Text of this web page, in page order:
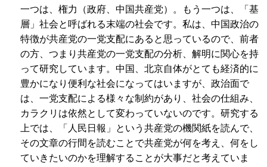
一つは、権力（政府、中国共産党）。もう一つは、「基
層」社会と呼ばれる末端の社会です。私は、中国政治の
特徴が共産党の一党支配にあると思っているので、前者
の方、つまり共産党の一党支配の分析、解明に関心を持
って研究しています。中国、北京自体がとても経済的に
豊かになり便利な社会になってはいますが、政治面で
は、一党支配による様々な制約があり、社会の仕組み、
カラクリは依然として変わっていないのです。研究する
上では、「人民日報」という共産党の機関紙を読んで、
その文章の行間を読むことで共産党が何を考え、何をし
ていきたいのかを理解することが大事だと考えていま